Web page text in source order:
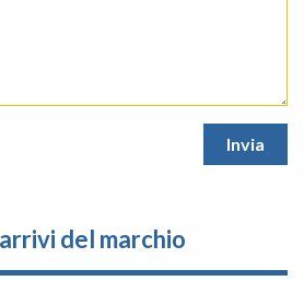
del marchio